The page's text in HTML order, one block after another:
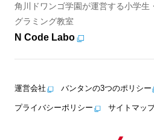
角川ドワンゴ学園が運営する小学生
グラミング教室
N Code Labo
運営会社 バンタンの3つのポリシー
プライバシーポリシー サイトマッ